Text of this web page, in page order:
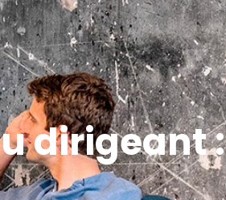
dirigeant :